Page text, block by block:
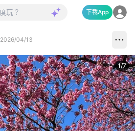
下載App
2026/04/13
1/7